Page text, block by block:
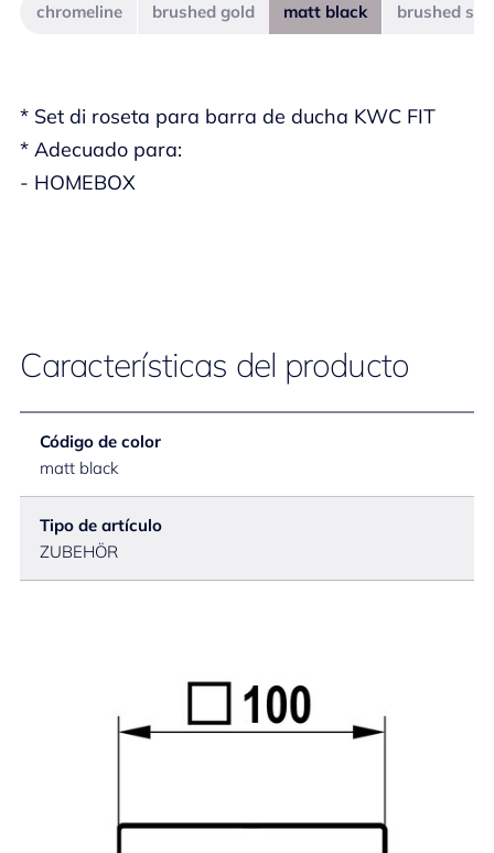
* Set di roseta para barra de ducha KWC FIT
* Adecuado para:
- HOMEBOX
chromeline brushed gold matt black brushed
Características del producto
Código de color
matt black
Tipo de artículo
ZUBEHÖR